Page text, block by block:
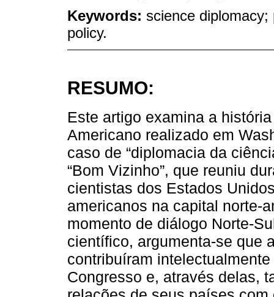
Keywords: science diplomacy;
policy.
RESUMO:
Este artigo examina a
Americano realizado em
caso de “diplomacia da
“Bom Vizinho”, que reuniu
cientistas dos Estados
americanos na capital norte-
momento de diálogo Norte-
científico, argumenta-se que
contribuíram
Congresso e, através delas,